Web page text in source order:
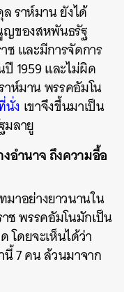
ราห์มาน ยังได้
ญของสหพันธรัฐ
ช และมีการจัดการ
1959 และไม่ผิด
ห์มาน พรรคอัมโน
นั่ง เขาจึงขึ้นมาเป็น
ลายู
อำนาจ ถึงความอื้อ
าอย่างยาวนานใน
ช พรรคอัมโนมักเป็น
โดยจะเห็นได้ว่า
7 คน ล้วนมาจาก